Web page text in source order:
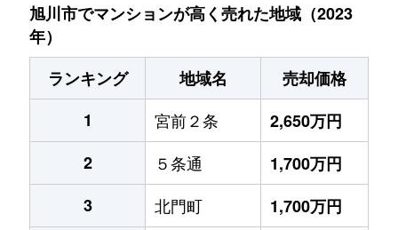
旭川市でマンションが高く売れた地域（2023
年）
ランキング
地域名
売却価格
1
宮前２条
2,650万円
2
５条通
1,700万円
3
北門町
1,700万円